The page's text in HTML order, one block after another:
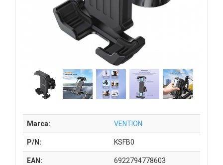
Marca: VENTION
P/N: KSFB0
EAN: 6922794778603